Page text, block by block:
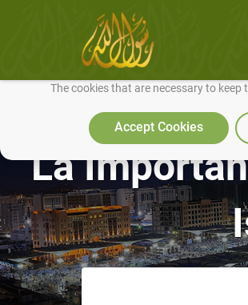
We use cookies to make our site work well for
The cookies that are necessary to
Accept Cookies
La